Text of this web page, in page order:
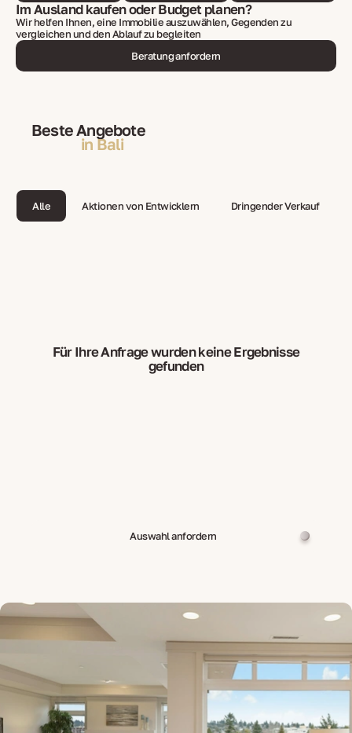
Im Ausland kaufen oder Budget planen?
Wir helfen Ihnen, eine Immobilie auszuwählen, Gegenden zu
vergleichen und den Ablauf zu begleiten
Beratung anfordern
Beste Angebote
in Bali
Alle Aktionen von Entwicklern Dringender Verkauf
Für Ihre Anfrage wurden keine Ergebnisse
gefunden
Auswahl anfordern